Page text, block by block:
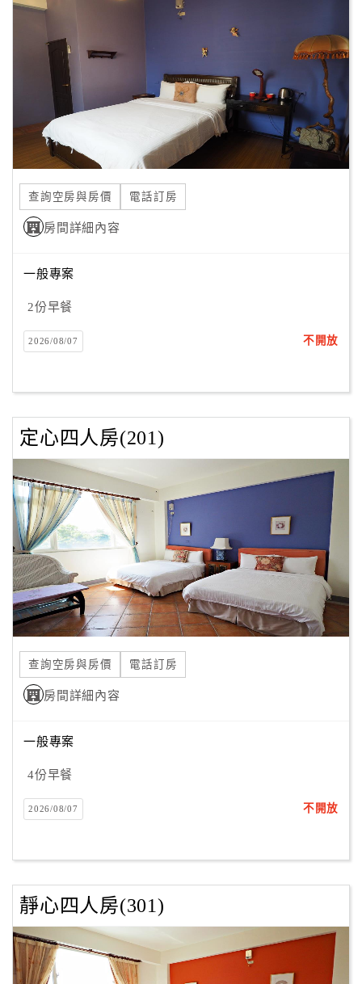
單
客
紅
利
查
訂
房
Q&A
旅
卡
房
請
款
收
據
合
作
提
案
店
作
商
合
作
查詢空房與房價 電話訂房
房間詳細內容
一般專案
2份早餐
2026/08/07 不開放
定心四人房(201)
查詢空房與房價 電話訂房
房間詳細內容
一般專案
4份早餐
2026/08/07 不開放
靜心四人房(301)